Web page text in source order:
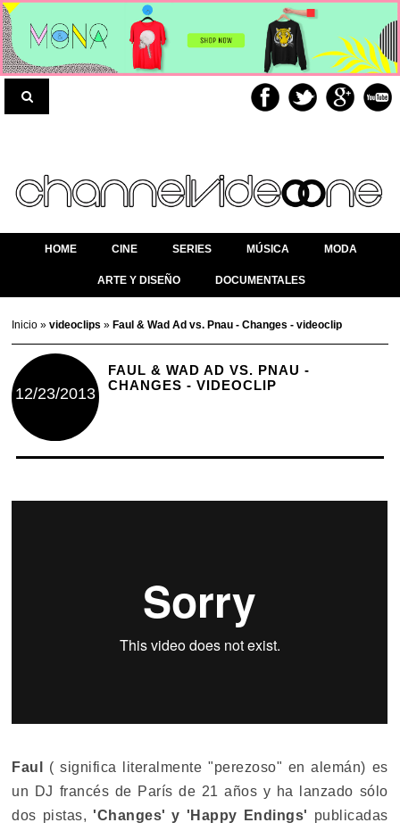
HOME CINE SERIES MÚSICA MODA
ARTE Y DISEÑO DOCUMENTALES
Inicio»videoclips» Faul & Wad Ad vs. Pnau - Changes - videoclip
12/23/2013
FAUL & WAD AD VS. PNAU -
CHANGES - VIDEOCLIP
Faul ( significa literalmente "perezoso" en alemán) es
un DJ francés de París de 21 años y ha lanzado sólo
dos pistas, 'Changes' y 'Happy Endings' publicadas